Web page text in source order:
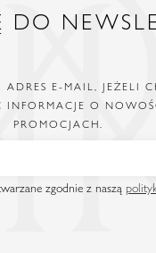
DO
ADRES E-MAIL, JEŻELI
INFORMACJE O
PROMOCJACH.
zgodnie z naszą